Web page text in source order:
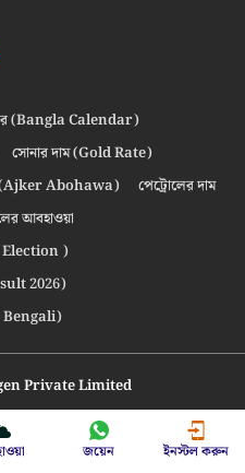
(Bangla Calendar)
সোনার দাম (Gold Rate)
(Ajker Abohawa)
পেট্রোলের দাম
আবহাওয়া
Election )
2026)
Bengali)
Private Limited
জয়েন ইনস্টল করুন